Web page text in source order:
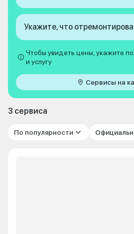
Укажите, что
Чтобы увидеть цены, укажите
и услугу
Сервисы на
3 сервиса
По популярности